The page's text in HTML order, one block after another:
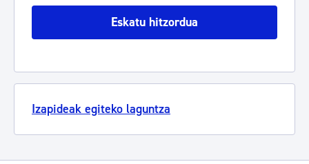
Eskatu hitzordua
Izapideak egiteko laguntza